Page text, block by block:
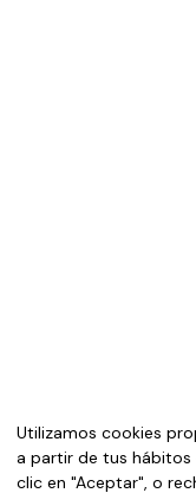
Utilizamos cookies
a partir de tus hábitos
clic en "Aceptar", o